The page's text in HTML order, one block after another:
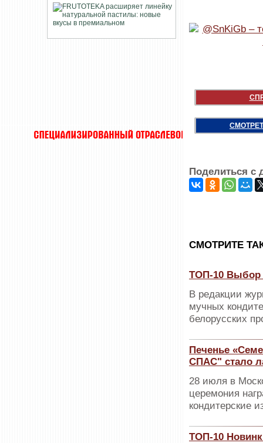
Поделиться с
CМОТРИТЕ
ТОП-10 Выбор
В редакции
мучных
белорусских
Печенье
СПАС" стало
28 июля в
церемония
кондитерские
ТОП-10